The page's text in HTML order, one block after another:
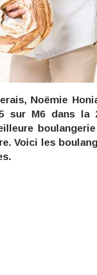
Noëmie
sur M6 dans la
Voici les